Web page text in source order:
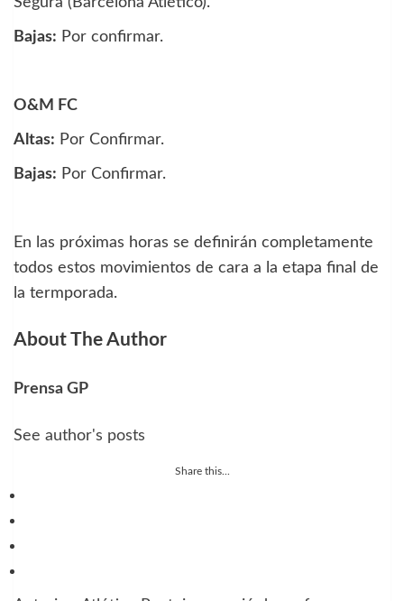
Bajas: Por confirmar.
O&M FC
Altas: Por Confirmar.
Bajas: Por Confirmar.
En las próximas horas se definirán completamente
todos estos movimientos de cara a la etapa final de
la termporada.
About The Author
Prensa GP
See author's posts
Share this...